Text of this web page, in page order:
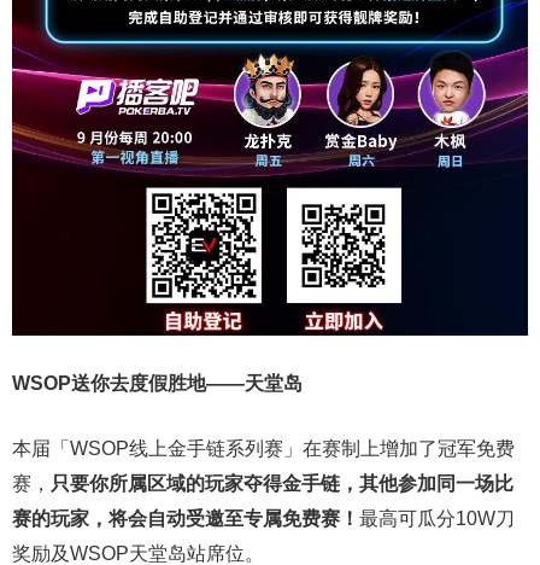
WSOP送你去度假胜地——天堂岛
本届「WSOP线上金手链系列赛」在赛制上增加了冠军免费
赛， 只要你所属区域的玩家夺得金手链，其他参加同一场比
赛的玩家，将会自动受邀至专属免费赛！ 最高可瓜分10W刀
奖励及WSOP天堂岛站席位。